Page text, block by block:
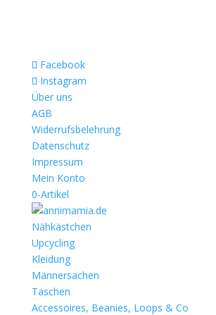
Facebook
Instagram
Über uns
AGB
Widerrufsbelehrung
Datenschutz
Impressum
Mein Konto
0-Artikel
Nähkästchen
Upcycling
Kleidung
Männersachen
Taschen
Accessoires, Beanies, Loops & Co